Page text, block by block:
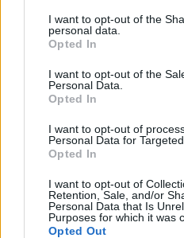
not limited to your visit or
grant or deny consent to
use your data for below
consent section.
I want to opt-out of the
personal data.
Opted In
I want to opt-out of the
Personal Data.
Opted In
I want to opt-out of
Personal Data for
Opted In
I want to opt-out of
Retention, Sale, and/or
Personal Data that Is
Purposes for which it was
Opted Out
keresőben
glamour.hu cikkeit